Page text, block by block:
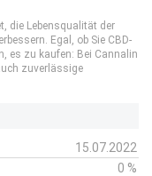
die Lebensqualität der
Egal, ob Sie CBD-
es zu kaufen: Bei Cannalin
zuverlässige
15.07.2022
0 %